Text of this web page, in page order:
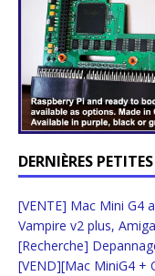
DERNIÈRES
[VENTE] Mac Mini G4
Vampire v2 plus,
[Recherche]
[VEND][Mac MiniG4 +